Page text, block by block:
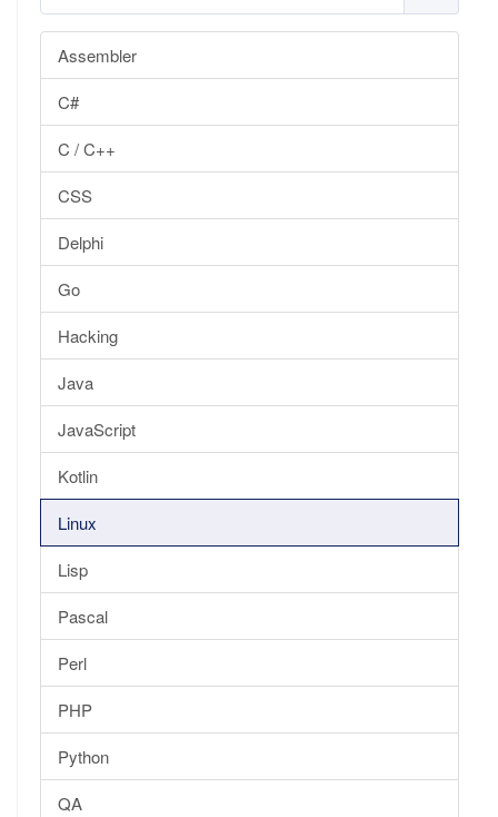
Assembler
C#
C / C++
CSS
Delphi
Go
Hacking
Java
JavaScript
Kotlin
Linux
Lisp
Pascal
Perl
PHP
Python
QA